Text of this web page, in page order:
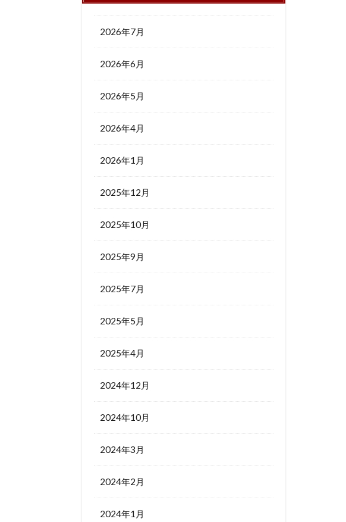
2026年7月
2026年6月
2026年5月
2026年4月
2026年1月
2025年12月
2025年10月
2025年9月
2025年7月
2025年5月
2025年4月
2024年12月
2024年10月
2024年3月
2024年2月
2024年1月